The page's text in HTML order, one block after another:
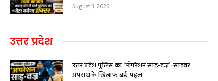
August 3, 2026
उत्तर प्रदेश
उत्तर प्रदेश पुलिस का ‘ऑपरेशन साइ-वज्र’: साइबर
अपराध के खिलाफ बड़ी पहल